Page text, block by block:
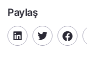
Paylaş